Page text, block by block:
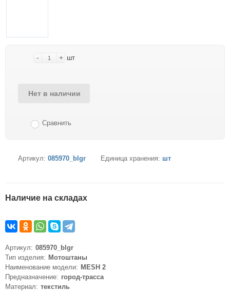
- + шт
Нет в наличии
Сравнить
Артикул: 085970_blgr Единица хранения: шт
Наличие на складах
Артикул: 085970_blgr
Тип изделия: Мотоштаны
Наименование модели: MESH 2
Предназначение: город-трасса
Материал: текстиль